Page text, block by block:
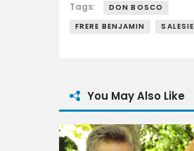
Tags:
DON BOSCO
FRERE BENJAMIN
You May Also Like